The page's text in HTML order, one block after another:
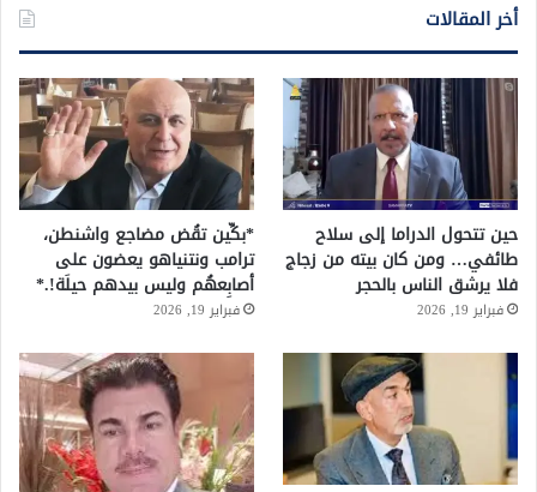
أخر المقالات
حين تتحول الدراما إلى سلاح
طائفي… ومن كان بيته من زجاج
فلا يرشق الناس بالحجر
فبراير 19, 2026
*بكِّين تقُض مضاجع واشنطن،
ترامب ونتنياهو يعضون على
أصابِعهُم وليس بيدهم حيلَة!.*
فبراير 19, 2026